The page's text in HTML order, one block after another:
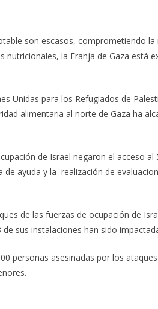
son escasos, comprometiendo la
la Franja de Gaza está
Unidas para los Refugiados de
alimentaria al norte de Gaza ha
de Israel negaron el acceso al
ayuda y la realización de
de las fuerzas de ocupación de
sus instalaciones han sido
personas asesinadas por los